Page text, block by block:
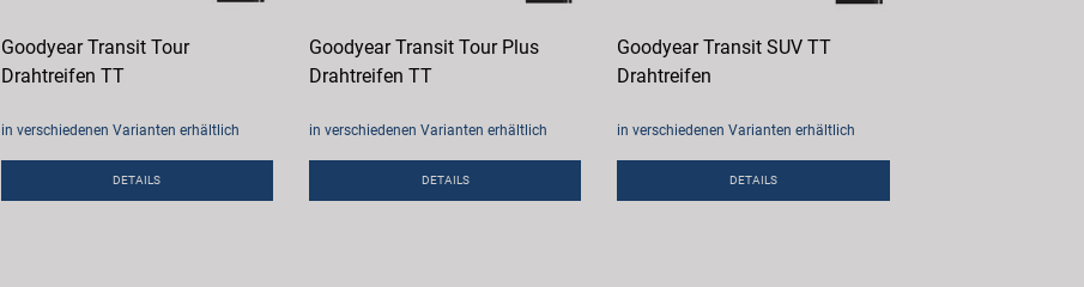
Goodyear Transit Tour
Drahtreifen TT
in verschiedenen Varianten erhältlich
DETAILS
Goodyear Transit Tour Plus
Drahtreifen TT
in verschiedenen Varianten erhältlich
DETAILS
Goodyear Transit SUV TT
Drahtreifen
in verschiedenen Varianten erhältlich
DETAILS